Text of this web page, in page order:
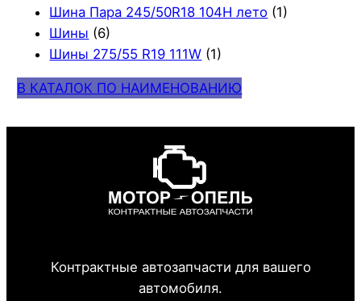
Шина Пара 245/50R18 104H лето (1)
Шины (6)
Шины 275/55 R19 111W (1)
В КАТАЛОК ПО НАИМЕНОВАНИЮ
Контрактные автозапчасти для вашего
автомобиля.